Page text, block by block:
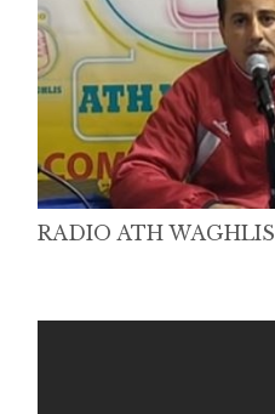
RADIO ATH WAGHLIS